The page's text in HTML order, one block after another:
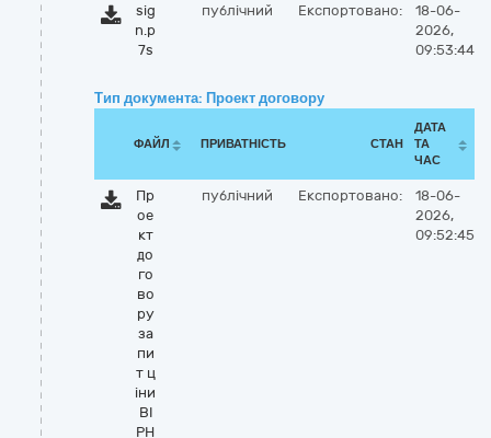
sig
n.p
7s
публічний Експортовано:
18-06-
2026,
09:53:44
Тип документа: Проект договору
ФАЙЛ ПРИВАТНІСТЬ СТАН
ДАТА
ТА
ЧАС
Пр
ое
кт
до
го
во
ру
за
пи
т ц
іни
ВІ
РН
публічний Експортовано:
18-06-
2026,
09:52:45